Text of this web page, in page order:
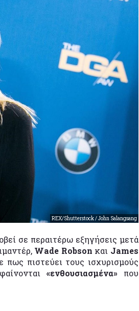
REX/Shutterstock / John Salangsang
σε περαιτέρω εξηγήσεις μετά
Wade Robson και James
πως πιστεύει τους ισχυρισμούς
«ενθουσιασμένα»που